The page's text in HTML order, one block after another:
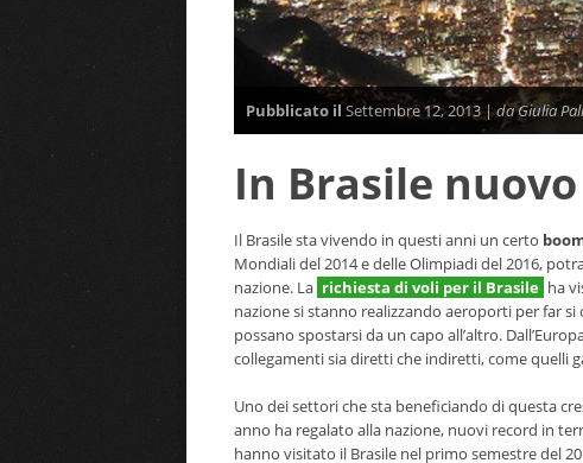
Pubblicato ilSettembre 12, 2013 |da Giulia
In Brasile
Il Brasile sta vivendo in questi anni un certo
Mondiali del 2014 e delle Olimpiadi del 2016,
nazione. La richiesta di voli per il Brasile ha
nazione si stanno realizzando aeroporti per far
possano spostarsi da un capo all’altro.
collegamenti sia diretti che indiretti, come quelli
Uno dei settori che sta beneficiando di questa
anno ha regalato alla nazione, nuovi record in
hanno visitato il Brasile nel primo semestre del